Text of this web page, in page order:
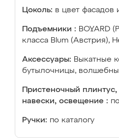
Цоколь: в цвет фасадов
Подъемники : BOYARD
класса Blum (Австрия),
Аксессуары: Выкатные
бутылочницы,
Пристеночный
навески, освещение :
Ручки: по каталогу